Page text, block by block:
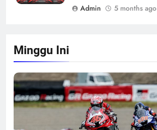
Admin
5 months ago
Minggu Ini